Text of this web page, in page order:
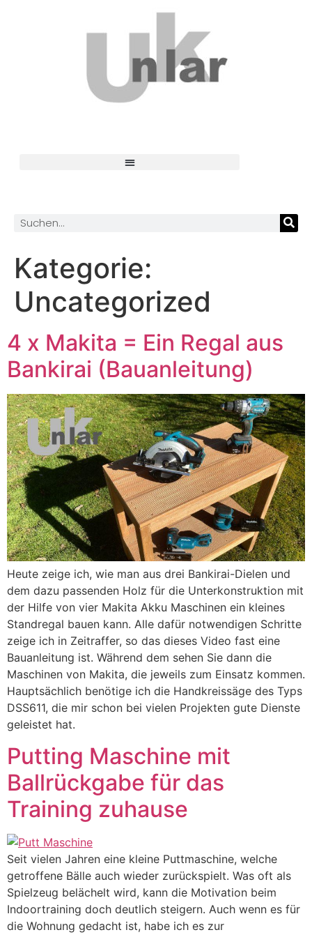
Kategorie:
Uncategorized
4 x Makita = Ein Regal aus
Bankirai (Bauanleitung)
Heute zeige ich, wie man aus drei Bankirai-Dielen und
dem dazu passenden Holz für die Unterkonstruktion mit
der Hilfe von vier Makita Akku Maschinen ein kleines
Standregal bauen kann. Alle dafür notwendigen Schritte
zeige ich in Zeitraffer, so das dieses Video fast eine
Bauanleitung ist. Während dem sehen Sie dann die
Maschinen von Makita, die jeweils zum Einsatz kommen.
Hauptsächlich benötige ich die Handkreissäge des Typs
DSS611, die mir schon bei vielen Projekten gute Dienste
geleistet hat.
Putting Maschine mit
Ballrückgabe für das
Training zuhause
Seit vielen Jahren eine kleine Puttmaschine, welche
getroffene Bälle auch wieder zurückspielt. Was oft als
Spielzeug belächelt wird, kann die Motivation beim
Indoortraining doch deutlich steigern. Auch wenn es für
die Wohnung gedacht ist, habe ich es zur